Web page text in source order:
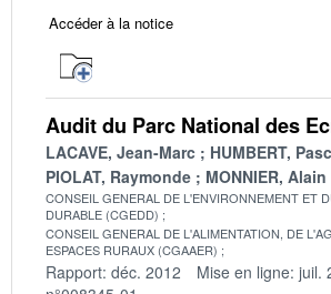
Accéder à la notice
Audit du Parc National des
LACAVE, Jean-Marc
HUMBERT,
PIOLAT, Raymonde
MONNIER, Alain
CONSEIL GENERAL DE L'ENVIRONNEMENT ET
DURABLE (CGEDD)
CONSEIL GENERAL DE L'ALIMENTATION, DE
ESPACES RURAUX (CGAAER)
Rapport: déc. 2012 Mise en ligne: juil.